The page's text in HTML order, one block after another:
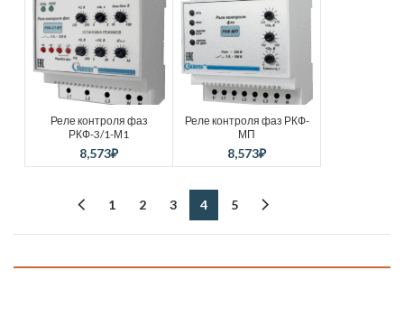
Реле контроля фаз
РКФ-3/1-М1
8,573₽
Реле контроля фаз РКФ-
МП
8,573₽
1 2 3 4 5